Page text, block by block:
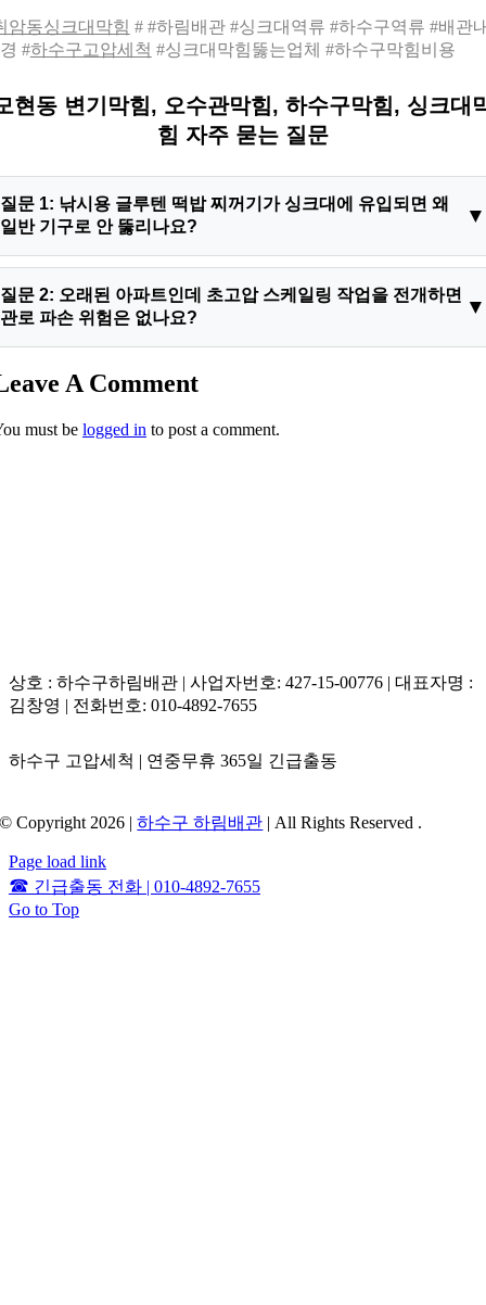
암동싱크대막힘 # #하림배관 #싱크대역류 #하수구역류 #배관
#하수구고압세척 #싱크대막힘뚫는업체 #하수구막힘비용
현동 변기막힘, 오수관막힘, 하수구막힘, 싱크대
힘 자주 묻는 질문
질문 1: 낚시용 글루텐 떡밥 찌꺼기가 싱크대에 유입되면 왜
일반 기구로 안 뚫리나요?
▼
답변 1: 글루텐은 유체와 접촉하면 점성이 강해지고 무한대로 부
풀어 오르는 성질이 있습니다. 이 성분이 파이프 내벽에 달라붙
프트 기기로 조직을 미세 파쇄해야만 통수 효율이 복원됩니다.
질문 2: 오래된 아파트인데 초고압 스케일링 작업을 전개하면
관로 파손 위험은 없나요?
▼
답변 2: 하림배관은 사전에 고해상도 카메라로 관내 균열 유무와
압 분사 수압을 안전 범위로 섬세하게 조정하므로 배관 파손율
A Comment
must be logged in to post a comment.
상호 : 하수구하림배관 | 사업자번호: 427-15-00776 | 대표자명 :
김창영 | 전화번호: 010-4892-7655
하수구 고압세척 | 연중무휴 365일 긴급출동
© Copyright 2026 |하수구 하림배관 | All Rights Reserved .
Page load link
☎ 긴급출동 전화 | 010-4892-7655
Go to Top